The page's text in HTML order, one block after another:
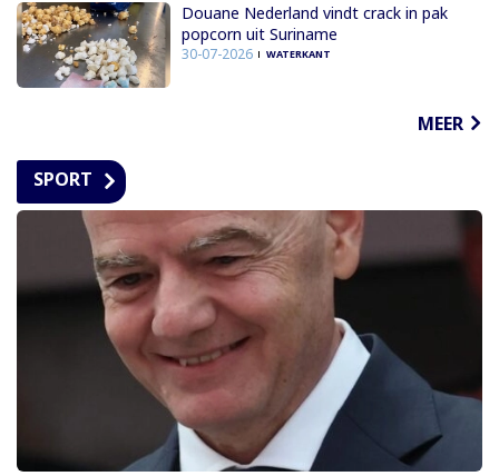
Douane Nederland vindt crack in pak
popcorn uit Suriname
30-07-2026 WATERKANT
MEER
SPORT